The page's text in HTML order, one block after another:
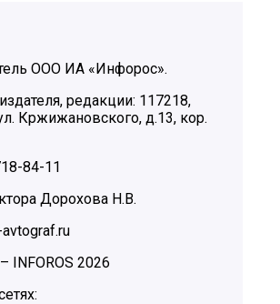
ООО ИА «Инфорос».
редакции: 117218,
Кржижановского, д.13, кор.
84-11
Дорохова Н.В.
INFOROS 2026